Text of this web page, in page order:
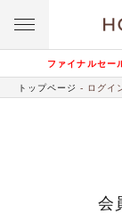
ファイナルセー
トップページ ログイ
会